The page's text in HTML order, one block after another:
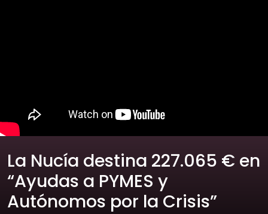
La Nucía destina 227.065 € en
“Ayudas a PYMES y
Autónomos por la Crisis”